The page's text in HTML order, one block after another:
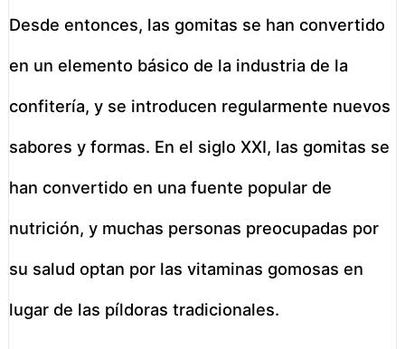
Desde entonces, las gomitas se han convertido
en un elemento básico de la industria de la
confitería, y se introducen regularmente nuevos
sabores y formas. En el siglo XXI, las gomitas se
han convertido en una fuente popular de
nutrición, y muchas personas preocupadas por
su salud optan por las vitaminas gomosas en
lugar de las píldoras tradicionales.